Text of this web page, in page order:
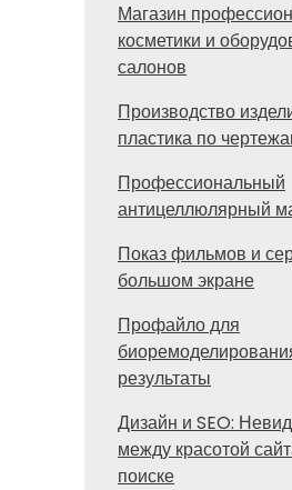
Магазин
косметики и
салонов
Производство
пластика по
Профессиональный
антицеллюлярный
Показ фильмов и
большом экране
Профайло для
результаты
Дизайн и SEO:
между красотой
поиске